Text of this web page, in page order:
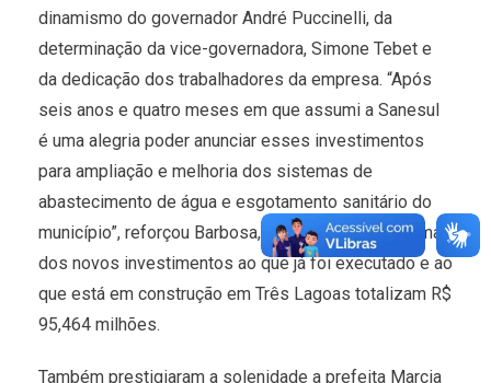
dinamismo do governador André Puccinelli, da
determinação da vice-governadora, Simone Tebet e
da dedicação dos trabalhadores da empresa. “Após
seis anos e quatro meses em que assumi a Sanesul
é uma alegria poder anunciar esses investimentos
para ampliação e melhoria dos sistemas de
abastecimento de água e esgotamento sanitário do
município”, reforçou Barbosa, explicando que a soma
dos novos investimentos ao que já foi executado e ao
que está em construção em Três Lagoas totalizam R$
95,464 milhões.
Também prestigiaram a solenidade a prefeita Marcia